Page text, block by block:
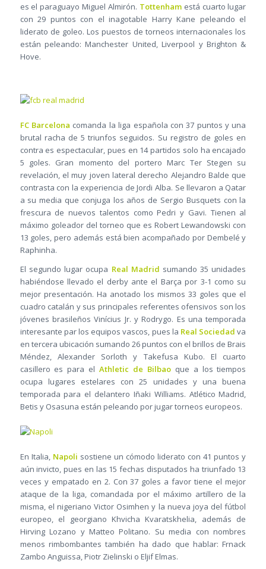
es el paraguayo Miguel Almirón. Tottenhamestá cuarto lugar
con 29 puntos con el inagotable Harry Kane peleando el
liderato de goleo. Los puestos de torneos internacionales los
están peleando: Manchester United, Liverpool y Brighton &
Hove.
FC Barcelona comanda la liga española con 37 puntos y una
brutal racha de 5 triunfos seguidos. Su registro de goles en
contra es espectacular, pues en 14 partidos solo ha encajado
5 goles. Gran momento del portero Marc Ter Stegen su
revelación, el muy joven lateral derecho Alejandro Balde que
contrasta con la experiencia de Jordi Alba. Se llevaron a Qatar
a su media que conjuga los años de Sergio Busquets con la
frescura de nuevos talentos como Pedri y Gavi. Tienen al
máximo goleador del torneo que es Robert Lewandowski con
13 goles, pero además está bien acompañado por Dembelé y
Raphinha.
El segundo lugar ocupa Real Madrid sumando 35 unidades
habiéndose llevado el derby ante el Barça por 3-1 como su
mejor presentación. Ha anotado los mismos 33 goles que el
cuadro catalán y sus principales referentes ofensivos son los
jóvenes brasileños Vinícius Jr. y Rodrygo. Es una temporada
interesante par los equipos vascos, pues la Real Sociedad va
en tercera ubicación sumando 26 puntos con el brillos de Brais
Méndez, Alexander Sorloth y Takefusa Kubo. El cuarto
casillero es para elAthletic de Bilbaoque a los tiempos
ocupa lugares estelares con 25 unidades y una buena
temporada para el delantero Iñaki Williams. Atlético Madrid,
Betis y Osasuna están peleando por jugar torneos europeos.
En Italia, Napoli sostiene un cómodo liderato con 41 puntos y
aún invicto, pues en las 15 fechas disputados ha triunfado 13
veces y empatado en 2. Con 37 goles a favor tiene el mejor
ataque de la liga, comandada por el máximo artillero de la
misma, el nigeriano Victor Osimhen y la nueva joya del fútbol
europeo, el georgiano Khvicha Kvaratskhelia, además de
Hirving Lozano y Matteo Politano. Su media con nombres
menos rimbombantes también ha dado que hablar: Frnack
Zambo Anguissa, Piotr Zielinski o Eljif Elmas.